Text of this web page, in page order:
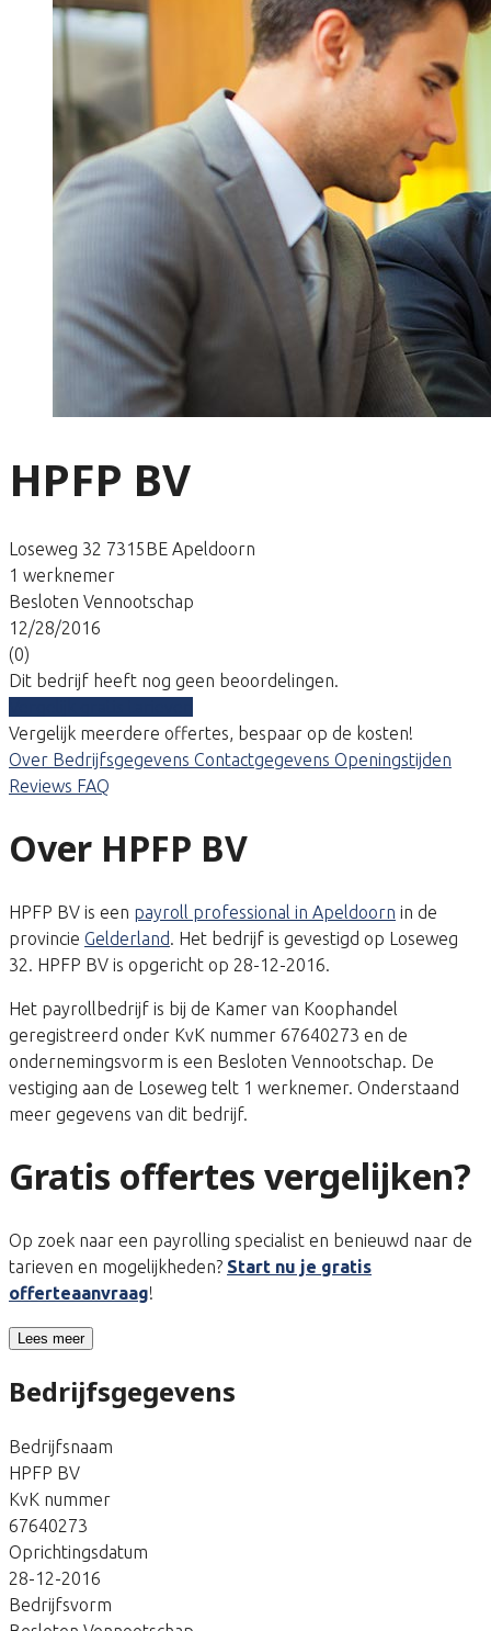
HPFP BV
Loseweg 32 7315BE Apeldoorn
1 werknemer
Besloten Vennootschap
12/28/2016
(0)
Dit bedrijf heeft nog geen beoordelingen.
Vergelijk meerdere offertes, bespaar op de kosten!
Over Bedrijfsgegevens Contactgegevens Openingstijden
Reviews FAQ
Over HPFP BV
HPFP BV is een payroll professional in Apeldoorn in de
provincie Gelderland. Het bedrijf is gevestigd op Loseweg
32. HPFP BV is opgericht op 28-12-2016.
Het payrollbedrijf is bij de Kamer van Koophandel
geregistreerd onder KvK nummer 67640273 en de
ondernemingsvorm is een Besloten Vennootschap. De
vestiging aan de Loseweg telt 1 werknemer. Onderstaand
meer gegevens van dit bedrijf.
Gratis offertes vergelijken?
Op zoek naar een payrolling specialist en benieuwd naar de
tarieven en mogelijkheden? Start nu je gratis
offerteaanvraag!
Lees meer
Bedrijfsgegevens
Bedrijfsnaam
HPFP BV
KvK nummer
67640273
Oprichtingsdatum
28-12-2016
Bedrijfsvorm